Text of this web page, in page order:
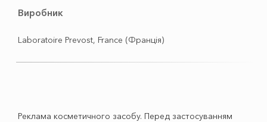
Виробник
Laboratoire Prevost, France (Франція)
Реклама косметичного засобу. Перед застосуванням